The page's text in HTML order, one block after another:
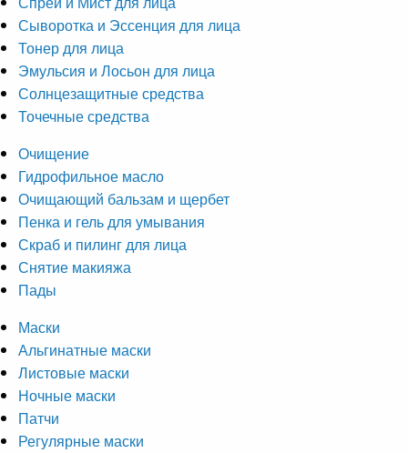
Сыворотка и Эссенция для лица
Тонер для лица
Эмульсия и Лосьон для лица
Солнцезащитные средства
Точечные средства
Очищение
Гидрофильное масло
Очищающий бальзам и щербет
Пенка и гель для умывания
Скраб и пилинг для лица
Снятие макияжа
Пады
Маски
Альгинатные маски
Листовые маски
Ночные маски
Патчи
Регулярные маски